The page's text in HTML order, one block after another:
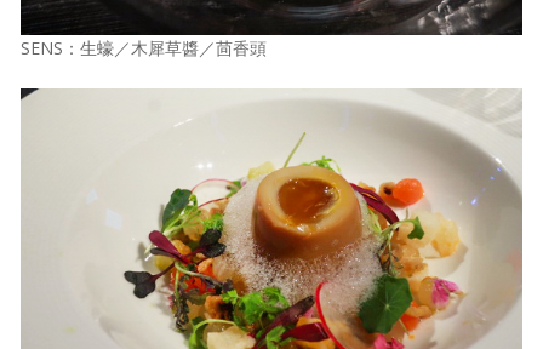
SENS：生蠔／木犀草醬／茴香頭